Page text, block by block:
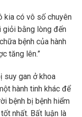
kia có vô số chuyên
giỏi bằng lòng đến
bệnh của hành
tăng lên.”
suy gan ở khoa
hành tinh khác để
bệnh bị bệnh hiểm
nhất. Bất luận là